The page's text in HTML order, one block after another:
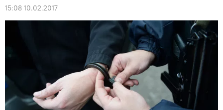
15:08 10.02.2017